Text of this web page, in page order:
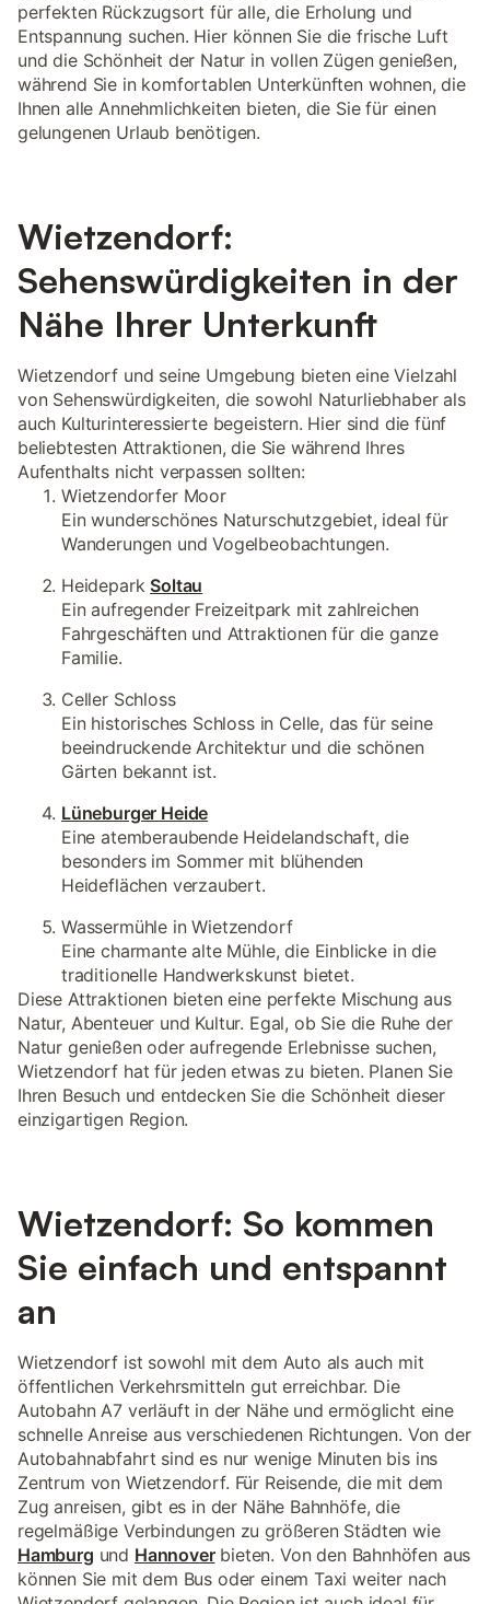
perfekten Rückzugsort für alle, die Erholung und
Entspannung suchen. Hier können Sie die frische Luft
und die Schönheit der Natur in vollen Zügen genießen,
während Sie in komfortablen Unterkünften wohnen, die
Ihnen alle Annehmlichkeiten bieten, die Sie für einen
gelungenen Urlaub benötigen.
Wietzendorf:
Sehenswürdigkeiten in der
Nähe Ihrer Unterkunft
Wietzendorf und seine Umgebung bieten eine Vielzahl
von Sehenswürdigkeiten, die sowohl Naturliebhaber als
auch Kulturinteressierte begeistern. Hier sind die fünf
beliebtesten Attraktionen, die Sie während Ihres
Aufenthalts nicht verpassen sollten:
Wietzendorfer Moor
Ein wunderschönes Naturschutzgebiet, ideal für
Wanderungen und Vogelbeobachtungen.
Heidepark Soltau
Ein aufregender Freizeitpark mit zahlreichen
Fahrgeschäften und Attraktionen für die ganze
Familie.
Celler Schloss
Ein historisches Schloss in Celle, das für seine
beeindruckende Architektur und die schönen
Gärten bekannt ist.
Lüneburger Heide
Eine atemberaubende Heidelandschaft, die
besonders im Sommer mit blühenden
Heideflächen verzaubert.
Wassermühle in Wietzendorf
Eine charmante alte Mühle, die Einblicke in die
traditionelle Handwerkskunst bietet.
Diese Attraktionen bieten eine perfekte Mischung aus
Natur, Abenteuer und Kultur. Egal, ob Sie die Ruhe der
Natur genießen oder aufregende Erlebnisse suchen,
Wietzendorf hat für jeden etwas zu bieten. Planen Sie
Ihren Besuch und entdecken Sie die Schönheit dieser
einzigartigen Region.
Wietzendorf: So kommen
Sie einfach und entspannt
an
Wietzendorf ist sowohl mit dem Auto als auch mit
öffentlichen Verkehrsmitteln gut erreichbar. Die
Autobahn A7 verläuft in der Nähe und ermöglicht eine
schnelle Anreise aus verschiedenen Richtungen. Von der
Autobahnabfahrt sind es nur wenige Minuten bis ins
Zentrum von Wietzendorf. Für Reisende, die mit dem
Zug anreisen, gibt es in der Nähe Bahnhöfe, die
regelmäßige Verbindungen zu größeren Städten wie
Hamburg und Hannoverbieten. Von den Bahnhöfen aus
können Sie mit dem Bus oder einem Taxi weiter nach